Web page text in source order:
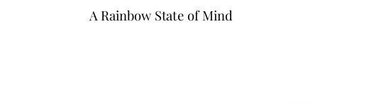
A Rainbow State of Mind